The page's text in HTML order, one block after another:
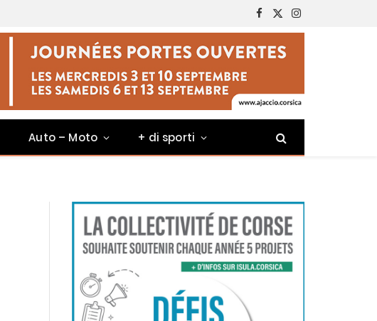
Facebook
X
(Twitter)
Instagram
Auto – Moto + di sporti